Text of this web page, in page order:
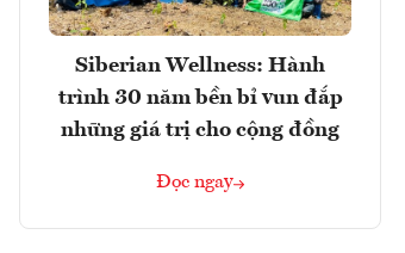
Siberian Wellness: Hành
trình 30 năm bền bỉ vun đắp
những giá trị cho cộng đồng
Đọc ngay